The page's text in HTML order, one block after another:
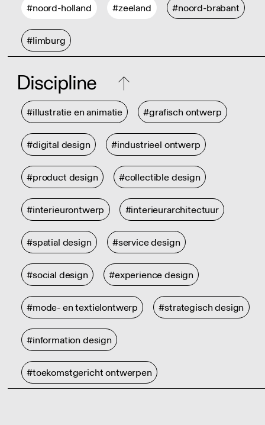
#noord-holland #zeeland #noord-brabant
#limburg
Discipline
#illustratie en animatie #grafisch ontwerp
#digital design #industrieel ontwerp
#product design #collectible design
#interieurontwerp #interieurarchitectuur
#spatial design #service design
#social design #experience design
#mode- en textielontwerp #strategisch design
#information design
#toekomstgericht ontwerpen